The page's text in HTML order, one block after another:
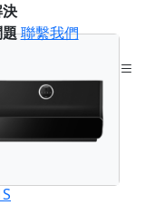
聯繫我們